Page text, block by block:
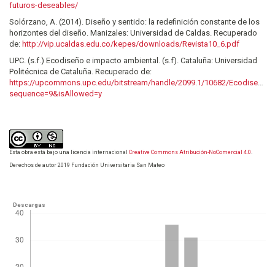
futuros-deseables/
Solórzano, A. (2014). Diseño y sentido: la redefinición constante de los
horizontes del diseño. Manizales: Universidad de Caldas. Recuperado
de: http://vip.ucaldas.edu.co/kepes/downloads/Revista10_6.pdf
UPC. (s.f.) Ecodiseño e impacto ambiental. (s.f). Cataluña: Universidad
Politécnica de Cataluña. Recuperado de:
https://upcommons.upc.edu/bitstream/handle/2099.1/10682/
sequence=9&isAllowed=y
Esta obra está bajo una licencia internacional Creative Commons Atribución-NoComercial 4.0.
Derechos de autor 2019 Fundación Universitaria San Mateo
Descargas